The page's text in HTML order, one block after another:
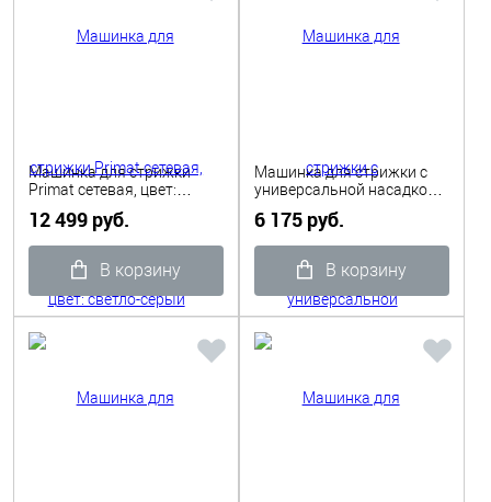
Машинка для стрижки
Primat сетевая, цвет:
12 499 руб.
В корзину
Машинка для стрижки с
универсальной насадкой
Moser
6 175 руб.
В корзину